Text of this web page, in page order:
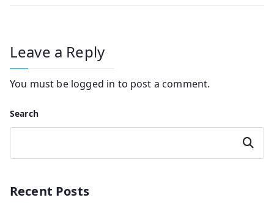
Leave a Reply
You must be logged in to post a comment.
Search
Search
Recent Posts